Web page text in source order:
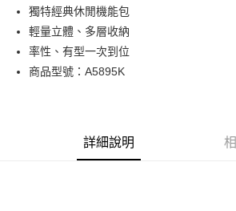
Apple Pay
街口支付
悠遊付
獨特經典休閒機能包
輕量立體、多層收納
率性、有型一次到位
商品型號：A5895K
詳細說明